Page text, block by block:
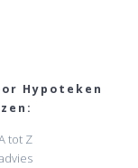
Hypoteken
tot Z